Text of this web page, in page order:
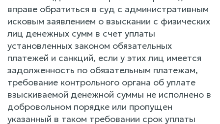
вправе обратиться в суд с административным
исковым заявлением о взыскании с физических
лиц денежных сумм в счет уплаты
установленных законом обязательных
платежей и санкций, если у этих лиц имеется
задолженность по обязательным платежам,
требование контрольного органа об уплате
взыскиваемой денежной суммы не исполнено в
добровольном порядке или пропущен
указанный в таком требовании срок уплаты